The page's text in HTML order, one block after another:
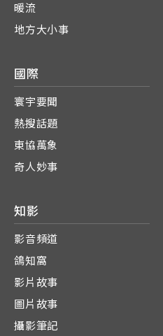
暖流
地方大小事
國際
寰宇要聞
熱搜話題
東協萬象
奇人妙事
知影
影音頻道
鴿知窩
影片故事
圖片故事
攝影筆記